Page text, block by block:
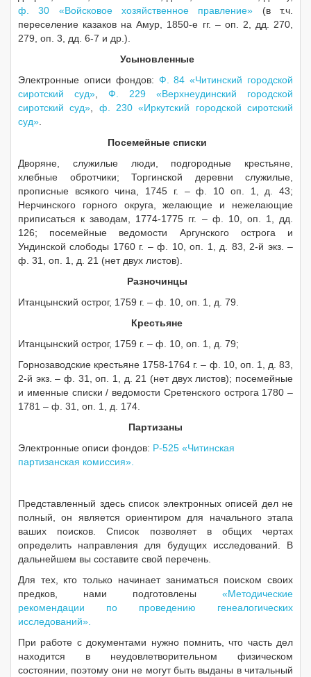
ф. 30 «Войсковое хозяйственное правление» (в т.ч.
переселение казаков на Амур, 1850-е гг. – оп. 2, дд. 270,
279, оп. 3, дд. 6-7 и др.).
Усыновленные
Электронные описи фондов: Ф. 84 «Читинский городской
сиротский суд»
Ф. 229 «Верхнеудинский городской
сиротский суд»
ф. 230 «Иркутский городской сиротский
суд»
Посемейные списки
Дворяне, служилые люди, подгородные крестьяне,
хлебные обротчики; Торгинской деревни служилые,
прописные всякого чина, 1745 г. – ф. 10 оп. 1, д. 43;
Нерчинского горного округа, желающие и нежелающие
приписаться к заводам, 1774-1775 гг. – ф. 10, оп. 1, дд.
126; посемейные ведомости Аргунского острога и
Ундинской слободы 1760 г. – ф. 10, оп. 1, д. 83, 2-й экз. –
ф. 31, оп. 1, д. 21 (нет двух листов).
Разночинцы
Итанцынский острог, 1759 г. – ф. 10, оп. 1, д. 79.
Крестьяне
Итанцынский острог, 1759 г. – ф. 10, оп. 1, д. 79;
Горнозаводские крестьяне 1758-1764 г. – ф. 10, оп. 1, д. 83,
2-й экз. – ф. 31, оп. 1, д. 21 (нет двух листов); посемейные
и именные списки / ведомости Сретенского острога 1780 –
1781 – ф. 31, оп. 1, д. 174.
Партизаны
Электронные описи фондов: Р-525 «Читинская
партизанская комиссия».
Представленный здесь список электронных описей дел не
полный, он является ориентиром для начального этапа
ваших поисков. Список позволяет в общих чертах
определить направления для будущих исследований. В
дальнейшем вы составите свой перечень.
Для тех, кто только начинает заниматься поиском своих
предков, нами подготовлены «Методические
рекомендации по проведению генеалогических
исследований».
При работе с документами нужно помнить, что часть дел
находится в неудовлетворительном физическом
состоянии, поэтому они не могут быть выданы в читальный